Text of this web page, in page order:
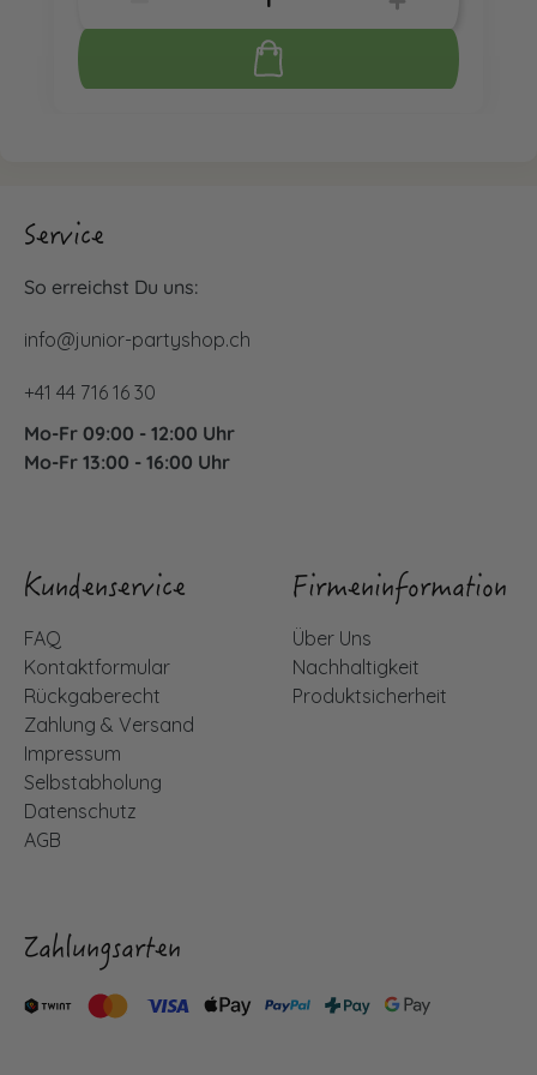
Service
So erreichst Du uns:
info@junior-partyshop.ch
+41 44 716 16 30
Mo-Fr 09:00 - 12:00 Uhr
Mo-Fr 13:00 - 16:00 Uhr
Kundenservice
FAQ
Kontaktformular
Rückgaberecht
Zahlung & Versand
Impressum
Selbstabholung
Datenschutz
AGB
Firmeninformation
Über Uns
Nachhaltigkeit
Produktsicherheit
Zahlungsarten